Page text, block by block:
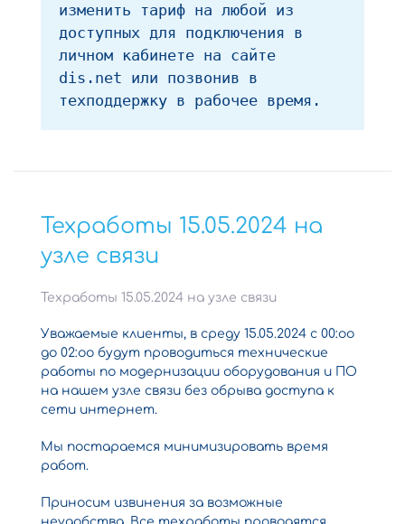
изменить тариф на любой из
доступных для подключения в
личном кабинете на сайте
dis.net или позвонив в
техподдержку в рабочее время.
Техработы 15.05.2024 на
узле связи
Техработы 15.05.2024 на узле связи
Уважаемые клиенты, в среду 15.05.2024 с 00:оо
до 02:oо будут проводиться технические
работы по модернизации оборудования и ПО
на нашем узле связи без обрыва доступа к
сети интернет.
Мы постараемся минимизировать время
работ.
Приносим извинения за возможные